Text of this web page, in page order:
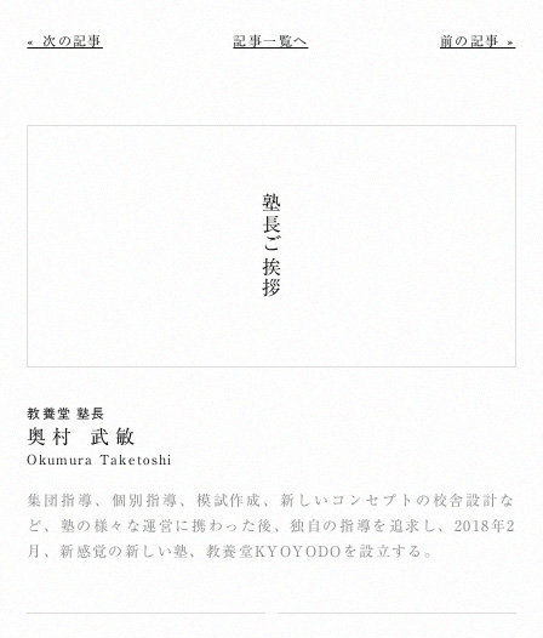
« 次の記事 記事一覧へ 前の記事 »
塾長ご挨拶
教養堂 塾長
奥村 武敏
Okumura Taketoshi
集団指導、個別指導、模試作成、新しいコンセプトの校舎設計な
ど、塾の様々な運営に携わった後、独自の指導を追求し、2018年2
月、新感覚の新しい塾、教養堂KYOYODOを設立する。